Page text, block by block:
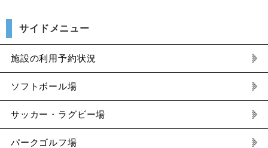
サイドメニュー
施設の利用予約状況
ソフトボール場
サッカー・ラグビー場
パークゴルフ場